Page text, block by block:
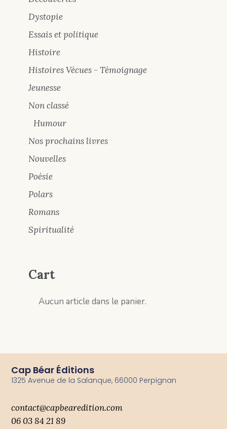
Dystopie
Essais et politique
Histoire
Histoires Vécues - Témoignage
Jeunesse
Non classé
Humour
Nos prochains livres
Nouvelles
Poésie
Polars
Romans
Spiritualité
Cart
Aucun article dans le panier.
Cap Béar Éditions
1325 Avenue de la Salanque, 66000 Perpignan
contact@capbearedition.com
06 03 84 21 89